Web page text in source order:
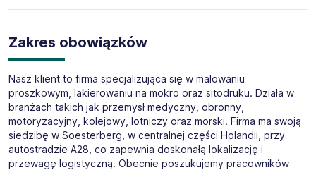
Bydgoszczy i Reszowie rekrutującą na rynek holenderski.
agrarnego, produkcyjnego, logistycznego, technicznego i
transportowego.
Pracownik/pracowniczka produkcji części
Miejsce pracy:Soesterberg
Godziny:39h/tydz.
Stawka:€16,53 brutto/h
Rodzaj umowy:zatrudnienie na warunkach holenderskich
Aplikuj:poprzez przycisk „Aplikuj” po prawej stronie
ogłoszenia
Zakres obowiązków
Nasz klient to firma specjalizująca się w malowaniu
proszkowym, lakierowaniu na mokro oraz sitodruku. Działa w
branżach takich jak przemysł medyczny, obronny,
motoryzacyjny, kolejowy, lotniczy oraz morski. Firma ma swoją
siedzibę w Soesterberg, w centralnej części Holandii, przy
autostradzie A28, co zapewnia doskonałą lokalizację i
przewagę logistyczną. Obecnie poszukujemy pracowników